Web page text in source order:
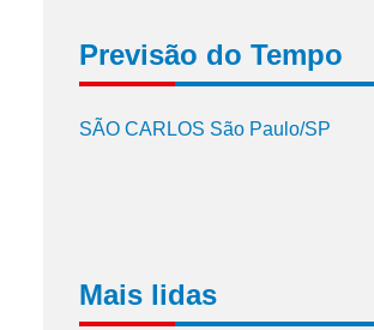
Previsão do Tempo
SÃO CARLOS São Paulo/SP
Mais lidas